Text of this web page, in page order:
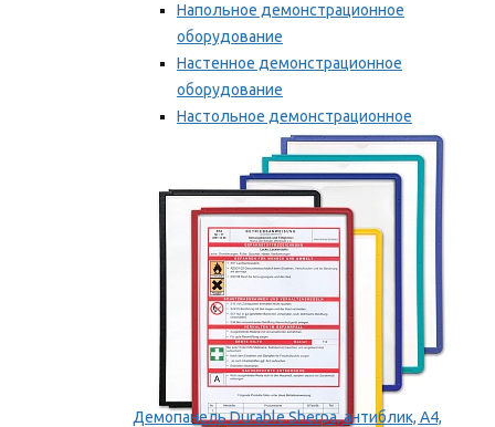
Напольное демонстрационное
оборудование
Настенное демонстрационное
оборудование
Настольное демонстрационное
оборудование
Мы рекомендуем
Демопанель Durable Sherpa, антиблик, А4,